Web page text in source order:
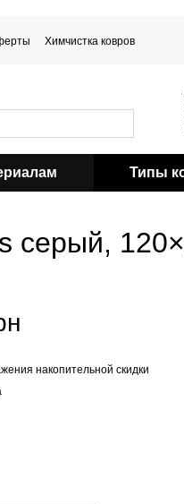
Химчистка ковров
Типы
серый,
накопительной скидки